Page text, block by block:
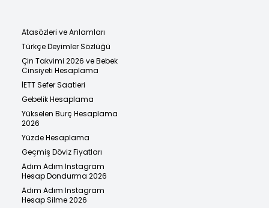
Atasözleri ve Anlamları
Türkçe Deyimler Sözlüğü
Çin Takvimi 2026 ve Bebek
Cinsiyeti Hesaplama
İETT Sefer Saatleri
Gebelik Hesaplama
Yükselen Burç Hesaplama
2026
Yüzde Hesaplama
Geçmiş Döviz Fiyatları
Adım Adım Instagram
Hesap Dondurma 2026
Adım Adım Instagram
Hesap Silme 2026